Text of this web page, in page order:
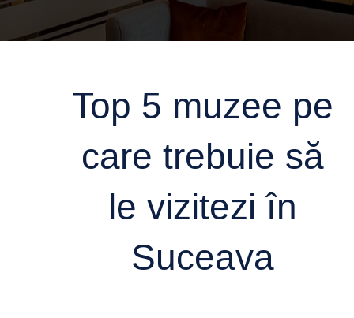
Top 5 muzee pe
care trebuie să
le vizitezi în
Suceava